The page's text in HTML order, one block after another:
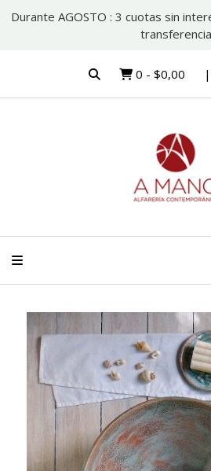
Durante AGOSTO : 3 cuotas sin
transferencia
0 - $0,00